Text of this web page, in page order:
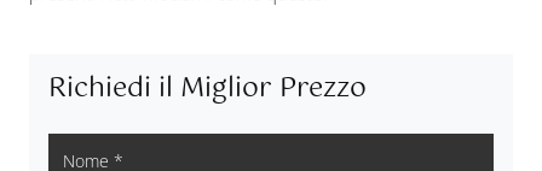
Richiedi il Miglior Prezzo